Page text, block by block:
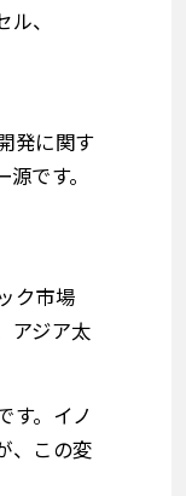
、
発に関す
です。
ク市場
アジア太
す。イノ
、この変